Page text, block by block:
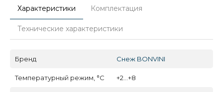
Характеристики Комплектация
Технические характеристики
Бренд Снеж BONVINI
Температурный режим, °C +2...+8